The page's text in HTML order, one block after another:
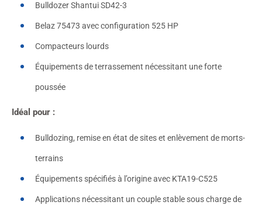
Bulldozer Shantui SD42-3
Belaz 75473 avec configuration 525 HP
Compacteurs lourds
Équipements de terrassement nécessitant une forte
poussée
Idéal pour :
Bulldozing, remise en état de sites et enlèvement de morts-
terrains
Équipements spécifiés à l’origine avec KTA19-C525
Applications nécessitant un couple stable sous charge de